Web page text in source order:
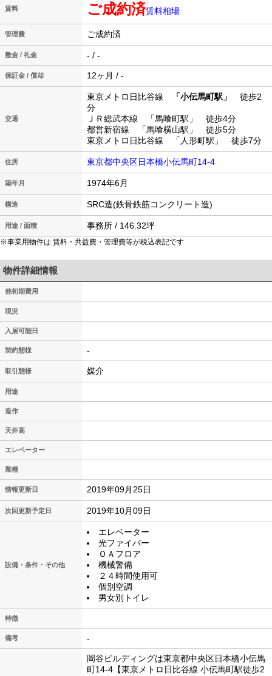
賃料 ご成約済賃料相場
管理費 ご成約済
敷金 / 礼金 - / -
保証金 / 償却 12ヶ月 / -
交通
東京メトロ日比谷線 「小伝馬町駅」
徒歩2
分
ＪＲ総武本線 「馬喰町駅」 徒歩4分
都営新宿線 「馬喰横山駅」 徒歩5分
東京メトロ日比谷線 「人形町駅」 徒歩7分
住所 東京都中央区日本橋小伝馬町14-4
築年月 1974年6月
構造 SRC造(鉄骨鉄筋コンクリート造)
用途 / 面積 事務所 / 146.32坪
※事業用物件は 賃料・共益費・管理費等が税込表記です
物件詳細情報
他初期費用
現況
入居可能日
契約態様 -
取引態様 媒介
用途
造作
天井高
エレベーター
業種
情報更新日 2019年09月25日
次回更新予定日 2019年10月09日
設備・条件・その他
エレベーター
光ファイバー
ＯＡフロア
機械警備
２４時間使用可
個別空調
男女別トイレ
特徴
備考 -
岡谷ビルディングは東京都中央区日本橋小伝馬
町14-4【東京メトロ日比谷線 小伝馬町駅徒歩2